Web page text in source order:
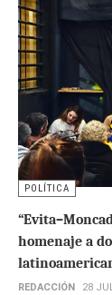
POLÍTICA
homenaje a
REDACCIÓN 28